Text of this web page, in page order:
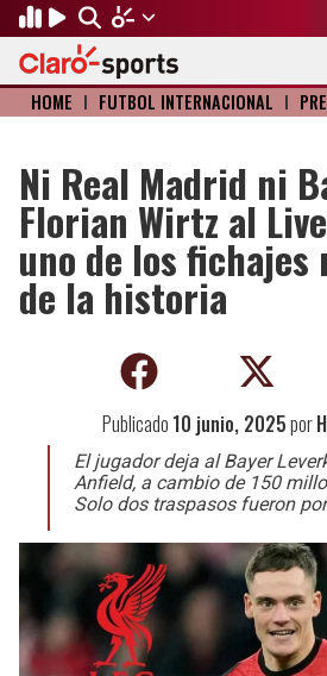
Regresar
FÚTBOL
Fútbol Internacional
Mundial de Clubes
Fútbol de Estufa
Fútbol Femenil
Leagues Cup
Liga de Expansión MX
Liga MX
Regresar
MOTOR
Formula 1
NASCAR
Regresar
BÉISBOL
Mexicano
MLB
Regresar
OLÍMPICOS
Olympic Channel
Paris 2024
Juegos Paralímpicos
Regresar
OTROS DEPORTES
Básquetbol
Fútbol Americano
UFC
Lucha Libre
Juegos Panamericanos
Regresar
ACTUALIDAD
Música
Cine y TV
Regresar
NACIÓN GAMER
Videojuegos
HOME I FÚTBOL INTERNACIONAL I
Ni Real Madrid ni
Florian Wirtz al
uno de los fichajes
de la historia
Publicado 10 junio, 2025por
El jugador deja al Bayer
Anfield, a cambio de 150
Solo dos traspasos fueron